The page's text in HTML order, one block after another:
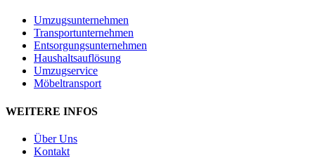
Umzugsunternehmen
Transportunternehmen
Entsorgungsunternehmen
Haushaltsauflösung
Umzugservice
Möbeltransport
WEITERE INFOS
Über Uns
Kontakt